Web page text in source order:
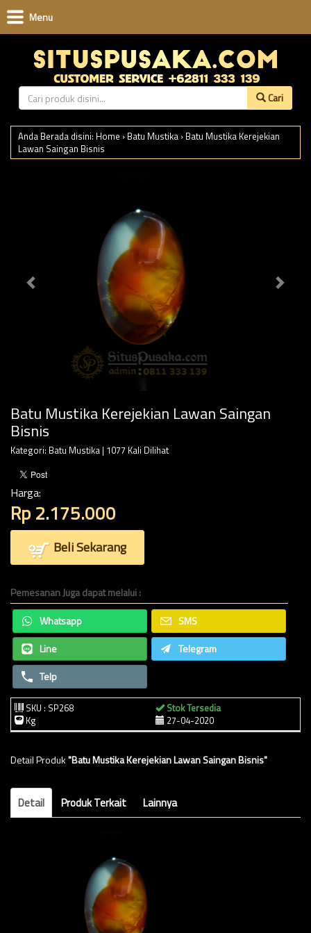
Cari
Menu
Anda Berada disini: Home › Batu Mustika › Batu Mustika Kerejekian
Lawan Saingan Bisnis
Batu Mustika Kerejekian Lawan Saingan
Bisnis
Kategori: Batu Mustika | 1077 Kali Dilihat
Harga:
Rp 2.175.000
Beli Sekarang
Pemesanan Juga dapat melalui :
Whatsapp
SMS
Line
Telegram
Telp
SKU : SP268
Stok Tersedia
Kg
27-04-2020
Detail Produk"Batu Mustika Kerejekian Lawan Saingan Bisnis"
Detail Produk Terkait Lainnya